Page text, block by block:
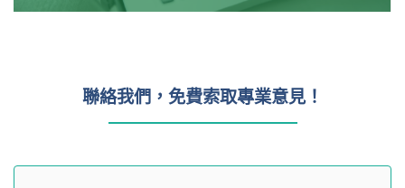
聯絡我們，免費索取專業意見！